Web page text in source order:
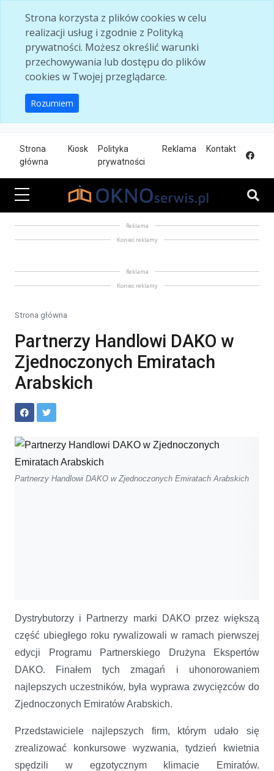
Strona korzysta z plików cookies w celu
realizacji usług i zgodnie z Polityką
prywatności. Możesz określić warunki
przechowywania lub dostępu do plików
cookies w Twojej przeglądarce.
Rozumiem
Strona
główna
Kiosk
Polityka
prywatności
Reklama Kontakt
Reklama
Koniec reklamy
Reklama
Koniec reklamy
Strona główna
Partnerzy Handlowi DAKO w
Zjednoczonych Emiratach
Arabskich
Partnerzy Handlowi DAKO w Zjednoczonych Emiratach Arabskich
Dystrybutorzy i Partnerzy marki DAKO przez większą
część ubiegłego roku rywalizowali w ramach pierwszej
edycji Programu Partnerskiego Drużyna Ekspertów
DAKO. Finałem tych zmagań i uhonorowaniem
najlepszych uczestników, była wyprawa zwycięzców do
Zjednoczonych Emiratów Arabskich.
Przedstawiciele najlepszych firm, którym udało się
zrealizować konkursowe wyzwania, tydzień kwietnia
spędzili w egzotycznym klimacie Emiratów.